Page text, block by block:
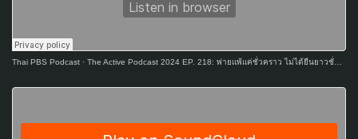
Thai PBS Podcast · The Active Podcast 2024 EP. 218: พ่ายแพ้แค่ชั่วคราว ไม่ได้ยืนยาวชั่วชีวิต